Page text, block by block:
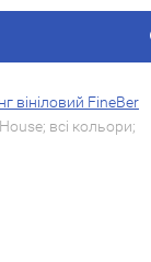
вініловий FineBer
всі кольори;